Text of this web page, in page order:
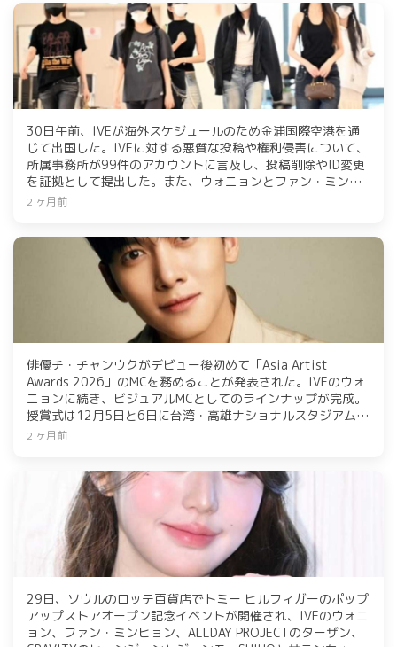
30日午前、IVEが海外スケジュールのため金浦国際空港を通
じて出国した。IVEに対する悪質な投稿や権利侵害について、
所属事務所が99件のアカウントに言及し、投稿削除やID変更
を証拠として提出した。また、ウォニョンとファン・ミンヒ
ョンは「トミー ヒルフィガー」のイベントにも出席した。
2 ヶ月前
俳優チ・チャンウクがデビュー後初めて「Asia Artist
Awards 2026」のMCを務めることが発表された。IVEのウォ
ニョンに続き、ビジュアルMCとしてのラインナップが完成。
授賞式は12月5日と6日に台湾・高雄ナショナルスタジアムで
開催され、K-カルチャーの主役たちが集結するグローバルフ
2 ヶ月前
29日、ソウルのロッテ百貨店でトミー ヒルフィガーのポップ
アップストアオープン記念イベントが開催され、IVEのウォニ
ョン、ファン・ミンヒョン、ALLDAY PROJECTのターザン、